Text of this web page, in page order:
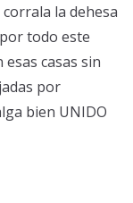
la dehesa
todo este
casas sin
por
bien UNIDO